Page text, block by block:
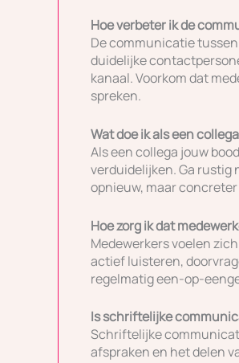
Hoe verbeter ik de
De communicatie
duidelijke
kanaal. Voorkom dat
spreken.
Wat doe ik als een
Als een collega jouw
verduidelijken. Ga rustig
opnieuw, maar
Hoe zorg ik dat
Medewerkers voelen
actief luisteren,
regelmatig een-op-
Is schriftelijke
Schriftelijke
afspraken en het delen